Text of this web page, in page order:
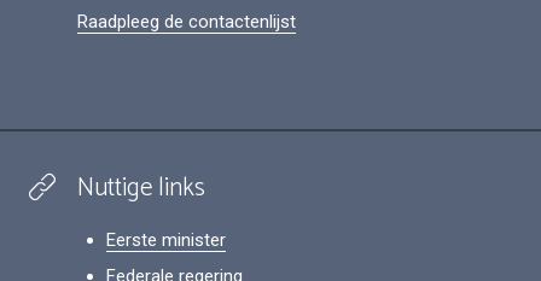
Raadpleeg de contactenlijst
Nuttige links
Eerste minister
Federale regering